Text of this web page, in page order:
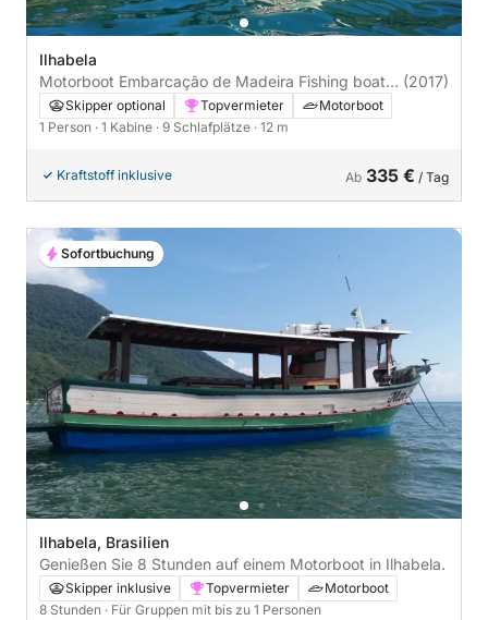
Ilhabela
Motorboot Embarcação de Madeira Fishing boat
115PS
(2017)
Skipper optional Topvermieter
Motorboot
1 Person · 1 Kabine · 9 Schlafplätze · 12 m
Kraftstoff inklusive Ab 335 € / Tag
Ilhabela, Brasilien
Genießen Sie 8 Stunden auf einem Motorboot in Ilhabela.
Skipper inklusive Topvermieter
Motorboot
8 Stunden · Für Gruppen mit bis zu 1 Personen
Sofortbuchung